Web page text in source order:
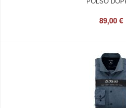
89,00 €